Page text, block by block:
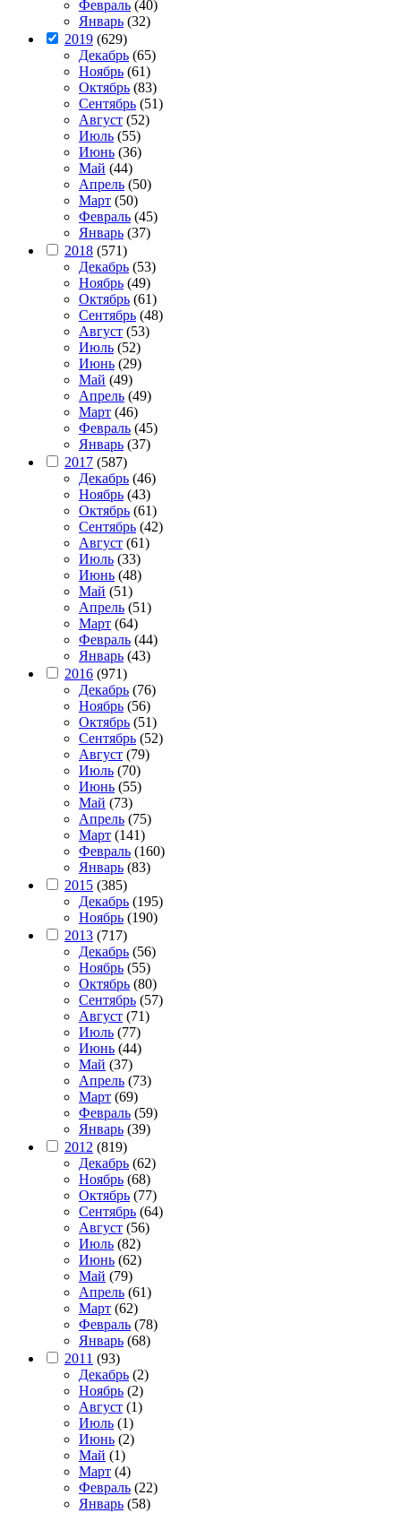
Февраль (40)
Январь (32)
2019 (629)
Декабрь (65)
Ноябрь (61)
Октябрь (83)
Сентябрь (51)
Август (52)
Июль (55)
Июнь (36)
Май (44)
Апрель (50)
Март (50)
Февраль (45)
Январь (37)
2018 (571)
Декабрь (53)
Ноябрь (49)
Октябрь (61)
Сентябрь (48)
Август (53)
Июль (52)
Июнь (29)
Май (49)
Апрель (49)
Март (46)
Февраль (45)
Январь (37)
2017 (587)
Декабрь (46)
Ноябрь (43)
Октябрь (61)
Сентябрь (42)
Август (61)
Июль (33)
Июнь (48)
Май (51)
Апрель (51)
Март (64)
Февраль (44)
Январь (43)
2016 (971)
Декабрь (76)
Ноябрь (56)
Октябрь (51)
Сентябрь (52)
Август (79)
Июль (70)
Июнь (55)
Май (73)
Апрель (75)
Март (141)
Февраль (160)
Январь (83)
2015 (385)
Декабрь (195)
Ноябрь (190)
2013 (717)
Декабрь (56)
Ноябрь (55)
Октябрь (80)
Сентябрь (57)
Август (71)
Июль (77)
Июнь (44)
Май (37)
Апрель (73)
Март (69)
Февраль (59)
Январь (39)
2012 (819)
Декабрь (62)
Ноябрь (68)
Октябрь (77)
Сентябрь (64)
Август (56)
Июль (82)
Июнь (62)
Май (79)
Апрель (61)
Март (62)
Февраль (78)
Январь (68)
2011 (93)
Декабрь (2)
Ноябрь (2)
Август (1)
Июль (1)
Июнь (2)
Май (1)
Март (4)
Февраль (22)
Январь (58)